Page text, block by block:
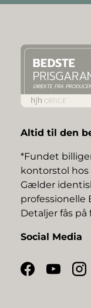
Altid til den
*Fundet
kontorstol hos
Gælder
professionelle
Detaljer fås på
Social Media
Facebook
YouTube